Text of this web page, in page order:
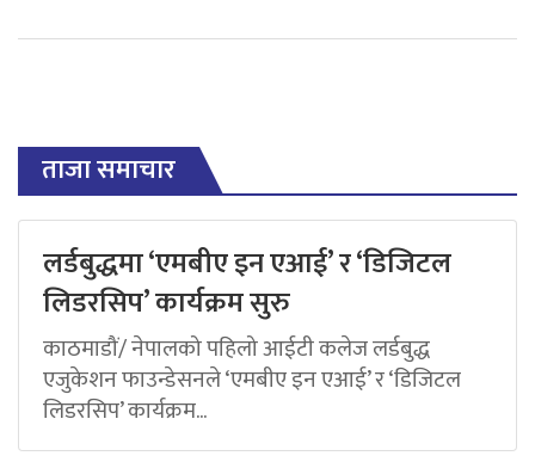
ताजा समाचार
लर्डबुद्धमा ‘एमबीए इन एआई’ र ‘डिजिटल
लिडरसिप’ कार्यक्रम सुरु
काठमाडौं/ नेपालको पहिलो आईटी कलेज लर्डबुद्ध
एजुकेशन फाउन्डेसनले ‘एमबीए इन एआई’ र ‘डिजिटल
लिडरसिप’ कार्यक्रम...